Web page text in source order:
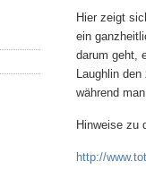
Hier zeigt
ein
darum geht,
Laughlin
während
Hinweise zu
http://